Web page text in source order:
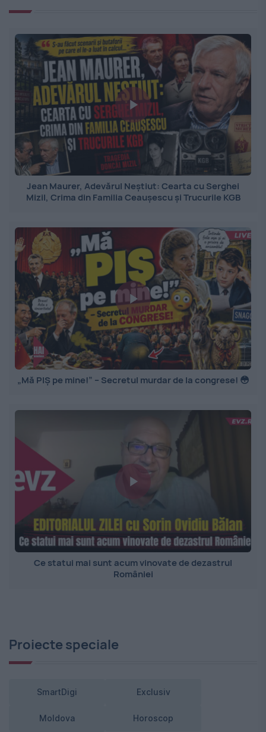
Jean Maurer, Adevărul Neștiut: Cearta cu Serghei
Mizil, Crima din Familia Ceaușescu și Trucurile KGB
„Mă PIȘ pe mine!” – Secretul murdar de la congrese! 😳
Ce statui mai sunt acum vinovate de dezastrul
României
Proiecte speciale
SmartDigi Exclusiv
Moldova Horoscop